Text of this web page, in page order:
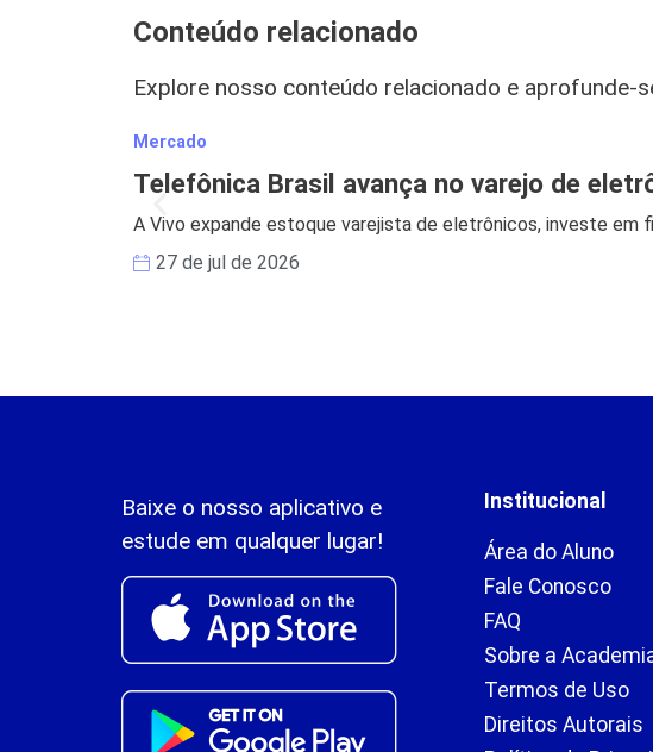
Conteúdo relacionado
Explore nosso conteúdo relacionado e
Mercado
Telefônica Brasil avança no varejo de
A Vivo expande estoque varejista de eletrônicos, investe em
27 de jul de 2026
Baixe o nosso aplicativo e
estude em qualquer lugar!
Institucional
Área do Aluno
Fale Conosco
FAQ
Sobre a
Termos de Uso
Direitos Autorais